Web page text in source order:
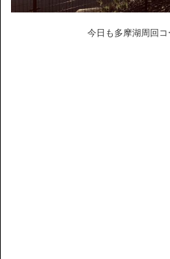
今日も多摩湖周回